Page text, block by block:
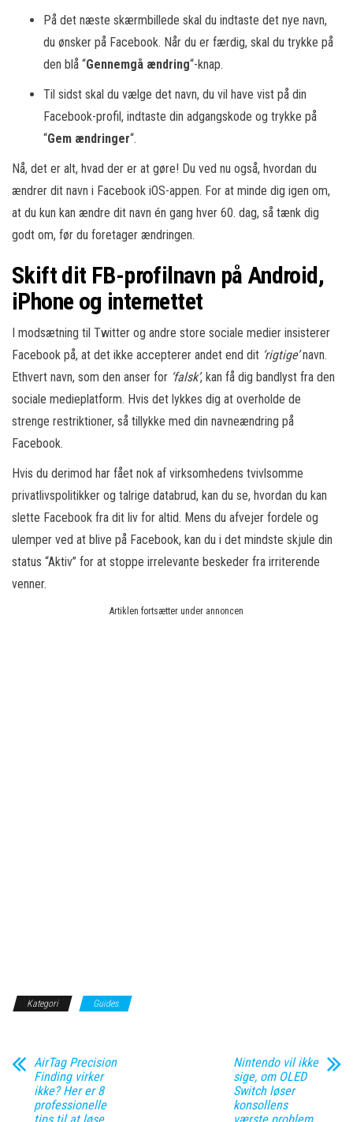
På det næste skærmbillede skal du indtaste det nye navn,
du ønsker på Facebook. Når du er færdig, skal du trykke på
den blå “Gennemgå ændring“-knap.
Til sidst skal du vælge det navn, du vil have vist på din
Facebook-profil, indtaste din adgangskode og trykke på
“Gem ændringer“.
Nå, det er alt, hvad der er at gøre! Du ved nu også, hvordan du
ændrer dit navn i Facebook iOS-appen. For at minde dig igen om,
at du kun kan ændre dit navn én gang hver 60. dag, så tænk dig
godt om, før du foretager ændringen.
Skift dit FB-profilnavn på Android,
iPhone og internettet
I modsætning til Twitter og andre store sociale medier insisterer
Facebook på, at det ikke accepterer andet end dit ‘rigtige’navn.
Ethvert navn, som den anser for ‘falsk’, kan få dig bandlyst fra den
sociale medieplatform. Hvis det lykkes dig at overholde de
strenge restriktioner, så tillykke med din navneændring på
Facebook.
Hvis du derimod har fået nok af virksomhedens tvivlsomme
privatlivspolitikker og talrige databrud, kan du se, hvordan du kan
slette Facebook fra dit liv for altid. Mens du afvejer fordele og
ulemper ved at blive på Facebook, kan du i det mindste skjule din
status “Aktiv” for at stoppe irrelevante beskeder fra irriterende
venner.
Artiklen fortsætter under annoncen
Kategori Guides
AirTag Precision
Finding virker
ikke? Her er 8
professionelle
Nintendo vil ikke
sige, om OLED
Switch løser
konsollens